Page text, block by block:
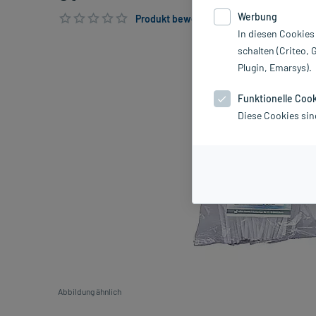
Produkt bewerten & PlusHerzen sichern
Abbildung ähnlich
Werbung
In diesen
schalten (Criteo,
Plugin, Emarsys).
Funktionelle
Diese Cookies